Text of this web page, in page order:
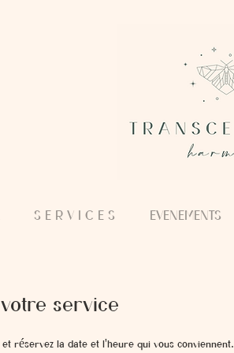
S E R V I C E S EVENEMENTS
service
réservez la date et l'heure qui vous conviennent.